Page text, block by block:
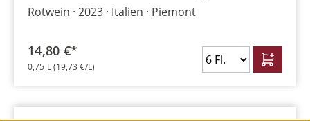
Rotwein 2023 Italien Piemont
14,80 €*
0,75 L(19,73 €/L)